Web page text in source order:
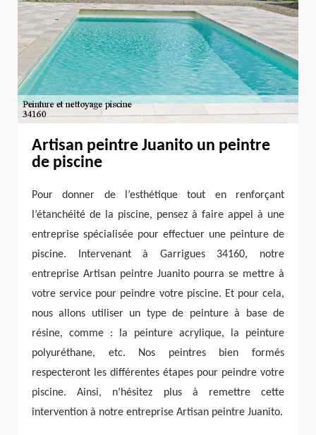
Artisan peintre Juanito un peintre
de piscine
Pour donner de l’esthétique tout en renforçant
l’étanchéité de la piscine, pensez à faire appel à une
entreprise spécialisée pour effectuer une peinture de
piscine. Intervenant à Garrigues 34160, notre
entreprise Artisan peintre Juanito pourra se mettre à
votre service pour peindre votre piscine. Et pour cela,
nous allons utiliser un type de peinture à base de
résine, comme : la peinture acrylique, la peinture
polyuréthane, etc. Nos peintres bien formés
respecteront les différentes étapes pour peindre votre
piscine. Ainsi, n’hésitez plus à remettre cette
intervention à notre entreprise Artisan peintre Juanito.